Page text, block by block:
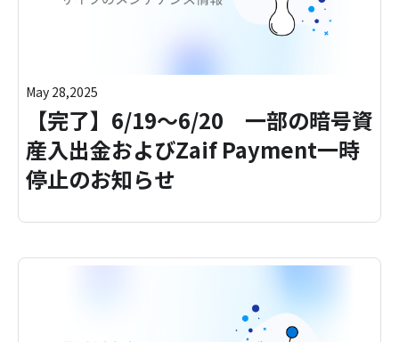
May 28,2025
【完了】6/19～6/20 一部の暗号資
産入出金およびZaif Payment一時
停止のお知らせ